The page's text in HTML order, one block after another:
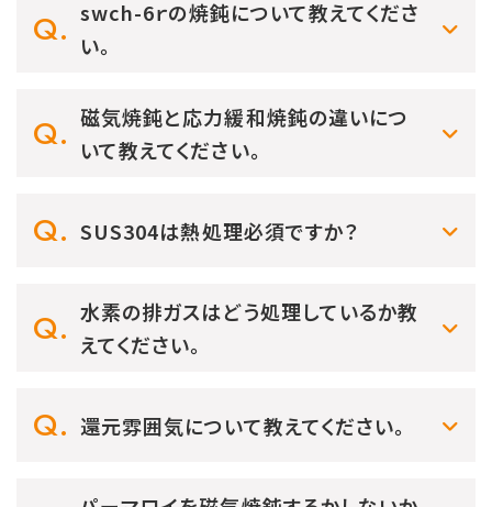
swch-6ｒの焼鈍について教えてくださ
い。
磁気焼鈍と応力緩和焼鈍の違いにつ
いて教えてください。
SUS304は熱処理必須ですか？
水素の排ガスはどう処理しているか教
えてください。
還元雰囲気について教えてください。